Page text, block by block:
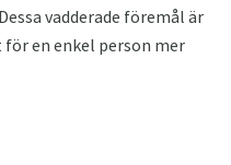
vadderade föremål är
en enkel person mer